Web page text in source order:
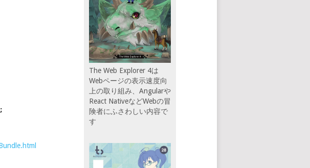
The Web Explorer 4は
Webページの表示速度向
上の取り組み、Angularや
React NativeなどWebの冒
険者にふさわしい内容で
す